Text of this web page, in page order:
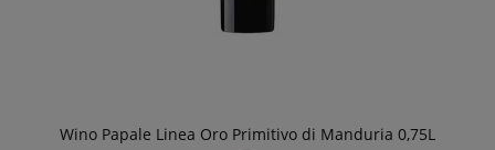
Wino Papale Linea Oro Primitivo di Manduria 0,75L